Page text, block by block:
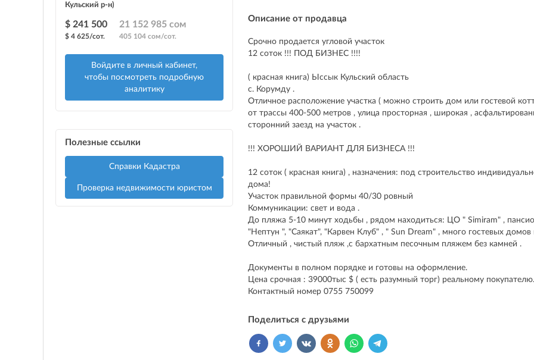
Кульский р-н)
$ 241 500
$ 4 625/сот.
21 152 985 сом
405 104 сом/сот.
Войдите в личный кабинет,
чтобы посмотреть подробную
аналитику
Полезные ссылки
Справки Кадастра
Проверка недвижимости юристом
Описание от продавца
Срочно продается угловой участок
12 соток !!! ПОД БИЗНЕС !!!!
( красная книга) Ыссык Кульский область
с. Корумду .
Отличное расположение участка ( можно строить дом или гостевой
от трассы 400-500 метров , улица просторная , широкая ,
сторонний заезд на участок .
!!! ХОРОШИЙ ВАРИАНТ ДЛЯ БИЗНЕСА !!!
12 соток ( красная книга) , назначения: под строительство
дома!
Участок правильной формы 40/30 ровный
Коммуникации: свет и вода .
До пляжа 5-10 минут ходьбы , рядом находиться: ЦО " Simiram" ,
"Нептун ", "Саякат", "Карвен Клуб" , " Sun Dream" , много гостевых домов
Отличный , чистый пляж ,с бархатным песочным пляжем без камней .
Документы в полном порядке и готовы на оформление.
Цена срочная : 39000тыс $ ( есть разумный торг) реальному покупателю.
Контактный номер 0755 750099
Поделиться с друзьями